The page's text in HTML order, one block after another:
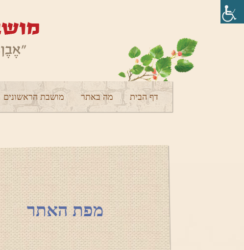
דף הבית מה באתר מושבת הראשונים
מפת האתר